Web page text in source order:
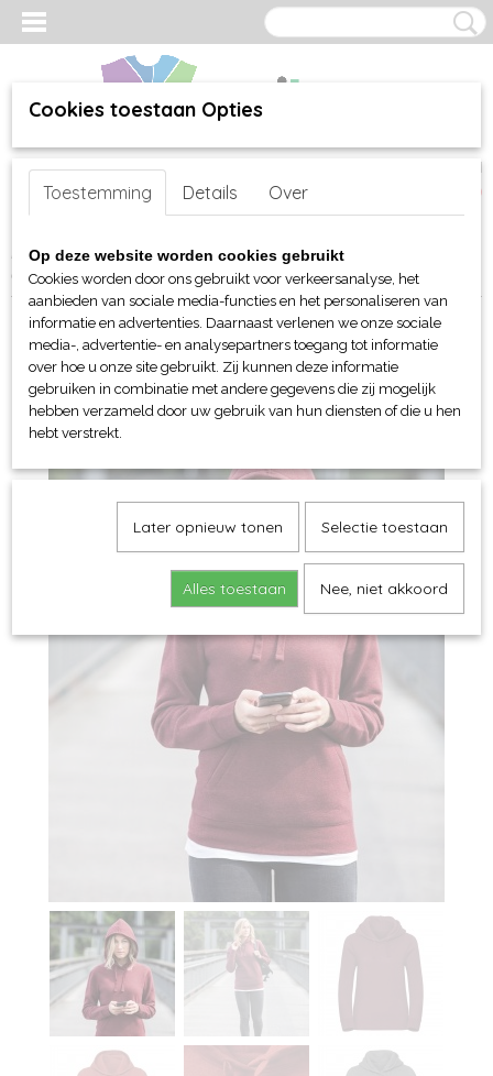
Inloggen Registreren
(0)
Home >webshop>Per merk >Russell>Voor haar
en pullovers> Russell Authentic melange sweater met kap
Cookies toestaan Opties
Toestemming Details Over
Op deze website worden cookies gebruikt
Cookies worden door ons gebruikt voor verkeersanalyse, het
aanbieden van sociale media-functies en het personaliseren van
informatie en advertenties. Daarnaast verlenen we onze sociale
media-, advertentie- en analysepartners toegang tot informatie
over hoe u onze site gebruikt. Zij kunnen deze informatie
gebruiken in combinatie met andere gegevens die zij mogelijk
hebben verzameld door uw gebruik van hun diensten of die u hen
hebt verstrekt.
Later opnieuw tonen Selectie toestaan
Alles toestaan Nee, niet akkoord